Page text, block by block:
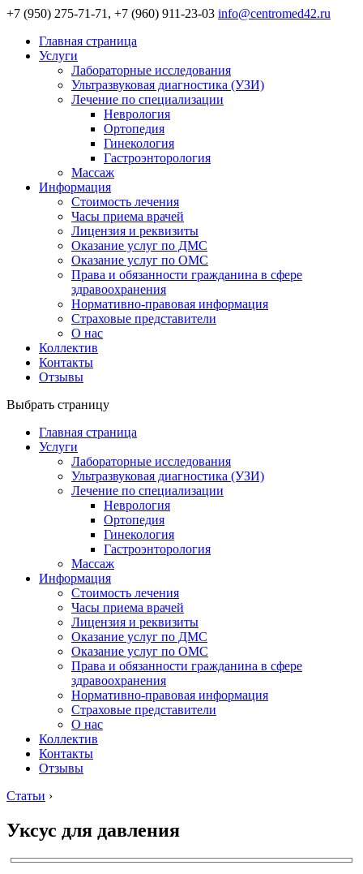
+7 (950) 275-71-71, +7 (960) 911-23-03 info@centromed42.ru
Главная страница
Услуги
Лабораторные исследования
Ультразвуковая диагностика (УЗИ)
Лечение по специализации
Неврология
Ортопедия
Гинекология
Гастроэнторология
Массаж
Информация
Стоимость лечения
Часы приема врачей
Лицензия и реквизиты
Оказание услуг по ДМС
Оказание услуг по ОМС
Права и обязанности гражданина в сфере
здравоохранения
Нормативно-правовая информация
Страховые представители
О нас
Коллектив
Контакты
Отзывы
Выбрать страницу
Главная страница
Услуги
Лабораторные исследования
Ультразвуковая диагностика (УЗИ)
Лечение по специализации
Неврология
Ортопедия
Гинекология
Гастроэнторология
Массаж
Информация
Стоимость лечения
Часы приема врачей
Лицензия и реквизиты
Оказание услуг по ДМС
Оказание услуг по ОМС
Права и обязанности гражданина в сфере
здравоохранения
Нормативно-правовая информация
Страховые представители
О нас
Коллектив
Контакты
Отзывы
Статьи ›
Уксус для давления